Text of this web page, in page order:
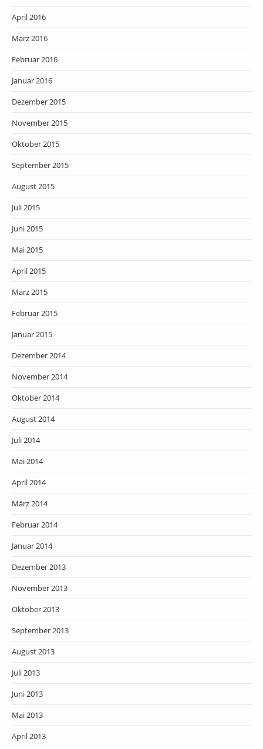
April 2016
März 2016
Februar 2016
Januar 2016
Dezember 2015
November 2015
Oktober 2015
September 2015
August 2015
Juli 2015
Juni 2015
Mai 2015
April 2015
März 2015
Februar 2015
Januar 2015
Dezember 2014
November 2014
Oktober 2014
August 2014
Juli 2014
Mai 2014
April 2014
März 2014
Februar 2014
Januar 2014
Dezember 2013
November 2013
Oktober 2013
September 2013
August 2013
Juli 2013
Juni 2013
Mai 2013
April 2013